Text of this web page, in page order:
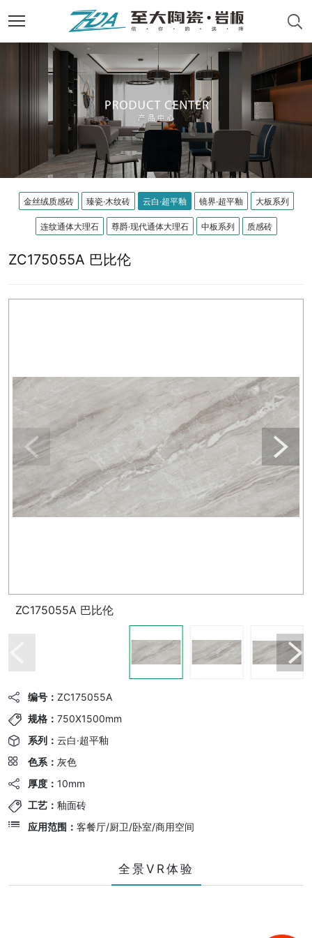
金丝绒质感砖 臻瓷·木纹砖 云白·超平釉 镜界·超平釉 大板系列
连纹通体大理石 尊爵·现代通体大理石 中板系列 质感砖
ZC175055A 巴比伦
ZC175055A 巴比伦
编号： ZC175055A
规格： 750X1500mm
系列： 云白·超平釉
色系： 灰色
厚度： 10mm
工艺： 釉面砖
应用范围： 客餐厅/厨卫/卧室/商用空间
全景VR体验